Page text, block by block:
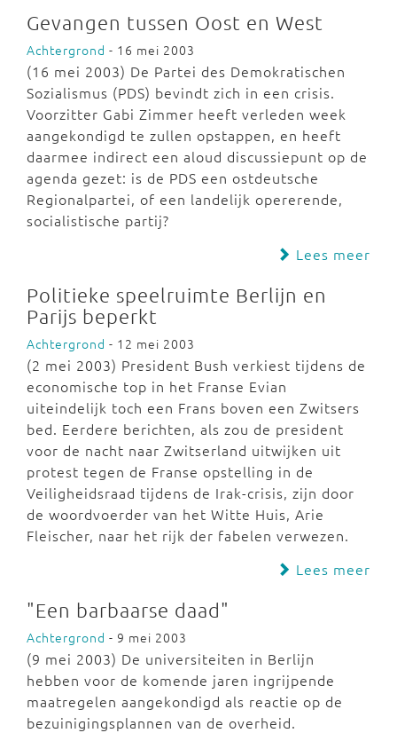
Gevangen tussen Oost en West
Achtergrond - 16 mei 2003
(16 mei 2003) De Partei des Demokratischen
Sozialismus (PDS) bevindt zich in een crisis.
Voorzitter Gabi Zimmer heeft verleden week
aangekondigd te zullen opstappen, en heeft
daarmee indirect een aloud discussiepunt op de
agenda gezet: is de PDS een ostdeutsche
Regionalpartei, of een landelijk opererende,
socialistische partij?
Lees meer
Politieke speelruimte Berlijn en
Parijs beperkt
Achtergrond - 12 mei 2003
(2 mei 2003) President Bush verkiest tijdens de
economische top in het Franse Evian
uiteindelijk toch een Frans boven een Zwitsers
bed. Eerdere berichten, als zou de president
voor de nacht naar Zwitserland uitwijken uit
protest tegen de Franse opstelling in de
Veiligheidsraad tijdens de Irak-crisis, zijn door
de woordvoerder van het Witte Huis, Arie
Fleischer, naar het rijk der fabelen verwezen.
Lees meer
"Een barbaarse daad"
Achtergrond - 9 mei 2003
(9 mei 2003) De universiteiten in Berlijn
hebben voor de komende jaren ingrijpende
maatregelen aangekondigd als reactie op de
bezuinigingsplannen van de overheid.